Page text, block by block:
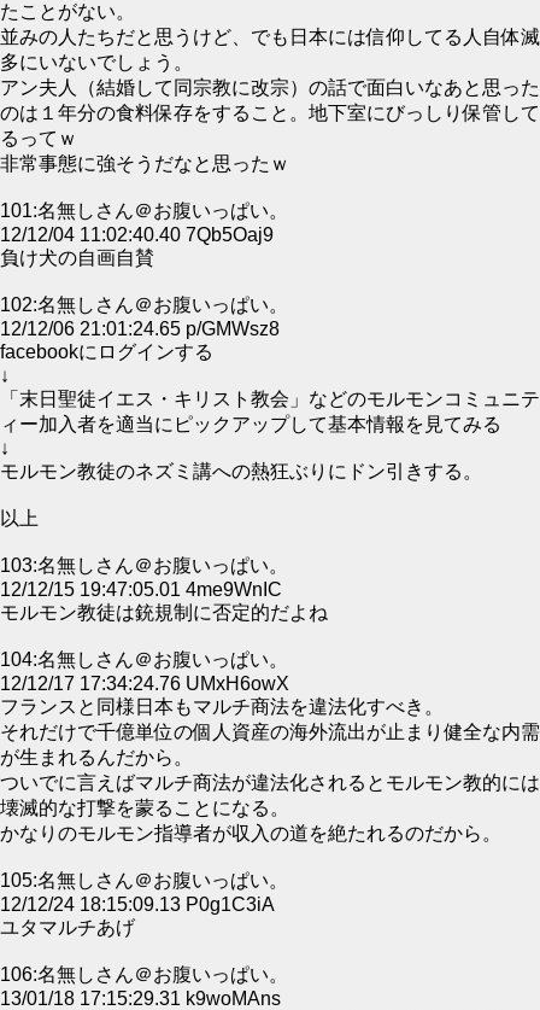
たことがない。
並みの人たちだと思うけど、でも日本には信仰してる人自体滅
多にいないでしょう。
アン夫人（結婚して同宗教に改宗）の話で面白いなあと思った
のは１年分の食料保存をすること。地下室にびっしり保管して
るってｗ
非常事態に強そうだなと思ったｗ
101:名無しさん＠お腹いっぱい。
12/12/04 11:02:40.40 7Qb5Oaj9
負け犬の自画自賛
102:名無しさん＠お腹いっぱい。
12/12/06 21:01:24.65 p/GMWsz8
facebookにログインする
↓
「末日聖徒イエス・キリスト教会」などのモルモンコミュニテ
ィー加入者を適当にピックアップして基本情報を見てみる
↓
モルモン教徒のネズミ講への熱狂ぶりにドン引きする。
以上
103:名無しさん＠お腹いっぱい。
12/12/15 19:47:05.01 4me9WnIC
モルモン教徒は銃規制に否定的だよね
104:名無しさん＠お腹いっぱい。
12/12/17 17:34:24.76 UMxH6owX
フランスと同様日本もマルチ商法を違法化すべき。
それだけで千億単位の個人資産の海外流出が止まり健全な内需
が生まれるんだから。
ついでに言えばマルチ商法が違法化されるとモルモン教的には
壊滅的な打撃を蒙ることになる。
かなりのモルモン指導者が収入の道を絶たれるのだから。
105:名無しさん＠お腹いっぱい。
12/12/24 18:15:09.13 P0g1C3iA
ユタマルチあげ
106:名無しさん＠お腹いっぱい。
13/01/18 17:15:29.31 k9woMAns